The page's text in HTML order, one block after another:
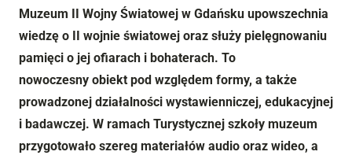
Muzeum II Wojny Światowej w Gdańsku upowszechnia
wiedzę o II wojnie światowej oraz służy pielęgnowaniu
pamięci o jej ofiarach i bohaterach. To
nowoczesny obiekt pod względem formy, a także
prowadzonej działalności wystawienniczej, edukacyjnej
i badawczej. W ramach Turystycznej szkoły muzeum
przygotowało szereg materiałów audio oraz wideo, a